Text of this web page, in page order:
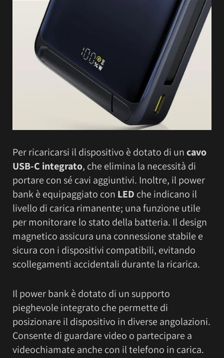
Per ricaricarsi il dispositivo è dotato di uncavo
USB-C integrato, che elimina la necessità di
portare con sé cavi aggiuntivi. Inoltre, il power
bank è equipaggiato con LED che indicano il
livello di carica rimanente; una funzione utile
per monitorare lo stato della batteria. Il design
magnetico assicura una connessione stabile e
sicura con i dispositivi compatibili, evitando
scollegamenti accidentali durante la ricarica.
Il power bank è dotato di un supporto
pieghevole integrato che permette di
posizionare il dispositivo in diverse angolazioni.
Consente di guardare video o partecipare a
videochiamate anche con il telefono in carica.